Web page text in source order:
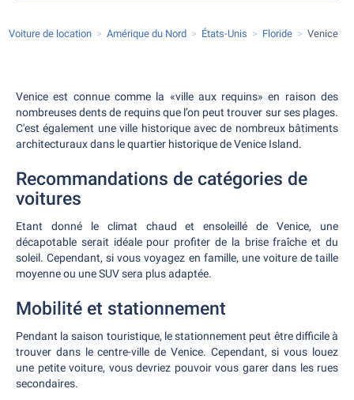
Voiture de location Amérique du Nord États-Unis Floride Venice
Venice est connue comme la «ville aux requins» en raison des
nombreuses dents de requins que l’on peut trouver sur ses plages.
C'est également une ville historique avec de nombreux bâtiments
architecturaux dans le quartier historique de Venice Island.
Recommandations de catégories de
voitures
Etant donné le climat chaud et ensoleillé de Venice, une
décapotable serait idéale pour profiter de la brise fraîche et du
soleil. Cependant, si vous voyagez en famille, une voiture de taille
moyenne ou une SUV sera plus adaptée.
Mobilité et stationnement
Pendant la saison touristique, le stationnement peut être difficile à
trouver dans le centre-ville de Venice. Cependant, si vous louez
une petite voiture, vous devriez pouvoir vous garer dans les rues
secondaires.